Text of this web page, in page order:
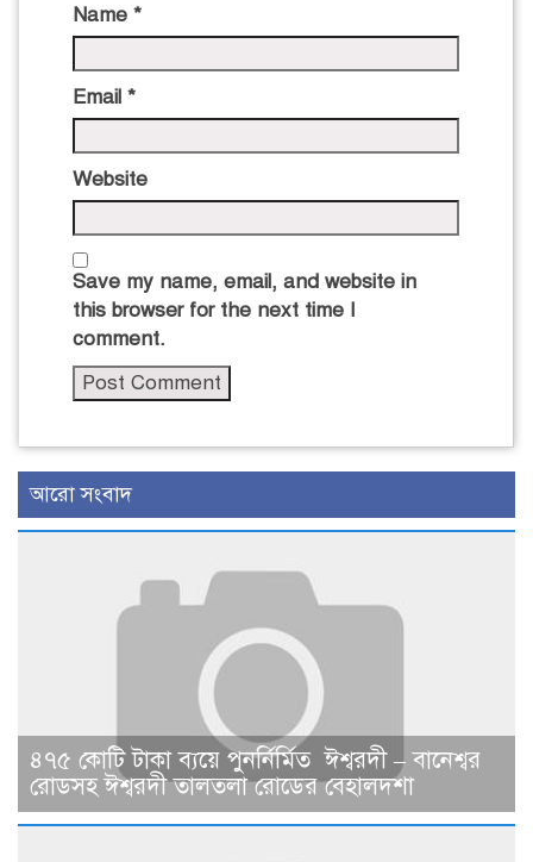
Name *
Email *
Website
Save my name, email, and website in
this browser for the next time I
comment.
আরো সংবাদ
৪৭৫ কোটি টাকা ব্যয়ে পুনর্নির্মিত ঈশ্বরদী – বানেশ্বর
রোডসহ ঈশ্বরদী তালতলা রোডের বেহালদশা